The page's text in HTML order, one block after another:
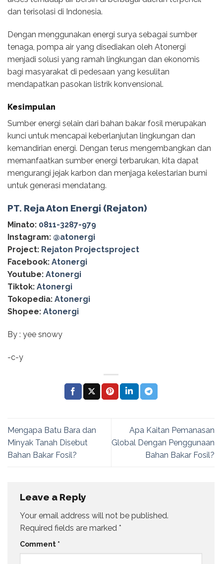
dan terisolasi di Indonesia.
Dengan menggunakan energi surya sebagai sumber
tenaga, pompa air yang disediakan oleh Atonergi
menjadi solusi yang ramah lingkungan dan ekonomis
bagi masyarakat di pedesaan yang kesulitan
mendapatkan pasokan listrik konvensional.
Kesimpulan
Sumber energi selain dari bahan bakar fosil merupakan
kunci untuk mencapai keberlanjutan lingkungan dan
kemandirian energi. Dengan terus mengembangkan dan
memanfaatkan sumber energi terbarukan, kita dapat
mengurangi jejak karbon dan menjaga kelestarian bumi
untuk generasi mendatang.
PT. Reja Aton Energi (Rejaton)
Minato: 0811-3287-979
Instagram: @‌atonergi
Project: Rejaton Projectsproject
Facebook: Atonergi
Youtube: Atonergi
Tiktok: Atonergi
Tokopedia: Atonergi
Shopee: Atonergi
By : yee snowy
-c-y
Mengapa Batu Bara dan
Minyak Tanah Disebut
Bahan Bakar Fosil?
Apa Kaitan Pemanasan
Global Dengan Penggunaan
Bahan Bakar Fosil?
Leave a Reply
Your email address will not be published.
Required fields are marked *
Comment *